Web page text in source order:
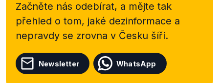
Začněte nás odebírat, a mějte tak
přehled o tom, jaké dezinformace a
nepravdy se zrovna v Česku šíří.
Newsletter WhatsApp